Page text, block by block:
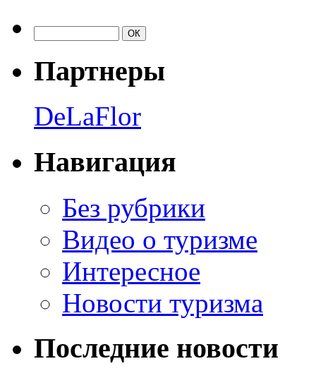
Партнеры
DeLaFlor
Навигация
Без рубрики
Видео о туризме
Интересное
Новости туризма
Последние новости